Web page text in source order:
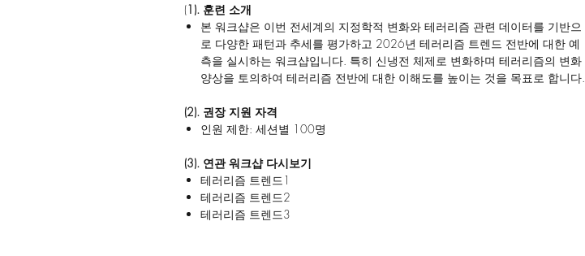
(1). 훈련 소개
본 워크샵은 이번 전세계의 지정학적 변화와 테러리즘 관련 데이터를 기반으
로 다양한 패턴과 추세를 평가하고 2026년 테러리즘 트렌드 전반에 대한 예
측을 실시하는 워크샵입니다. 특히 신냉전 체제로 변화하며 테러리즘의 변화
양상을 토의하여 테러리즘 전반에 대한 이해도를 높이는 것을 목표로 합니다.
(2). 권장 지원 자격
인원 제한: 세션별 100명
(3). 연관 워크샵 다시보기
테러리즘 트렌드1
테러리즘 트렌드2
테러리즘 트렌드3